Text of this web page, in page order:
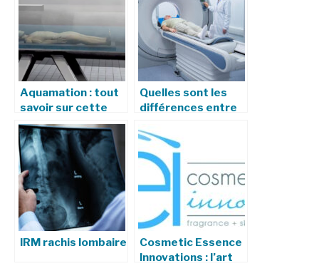
Aquamation : tout
savoir sur cette
alternative
écologique à la
crémation
Quelles sont les
différences entre
et une IRM ?
IRM rachis lombaire
Cosmetic Essence
Innovations : l’art